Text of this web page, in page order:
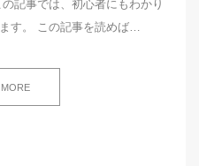
記事では、初心者にもわかり
す。 この記事を読めば…